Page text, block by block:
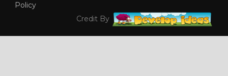
Policy
Credit By